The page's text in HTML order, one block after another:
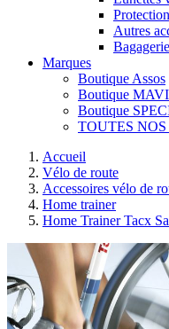
Autres
Marques
Boutique Assos
Boutique
Boutique
TOUTES
Accueil
Vélo de route
Accessoires vélo de
Home trainer
Home Trainer Tacx